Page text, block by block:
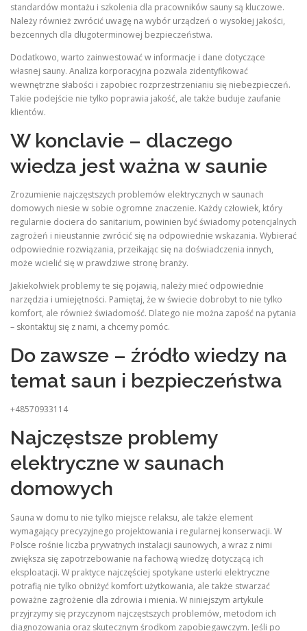
standardów montażu i szkolenia dla pracowników sauny są kluczowe.
Należy również zwrócić uwagę na wybór urządzeń o wysokiej jakości,
bezcennych dla długoterminowej bezpieczeństwa.
Dodatkowo, warto zainwestować w informacje i dane dotyczące
własnej sauny. Analiza korporacyjna pozwala zidentyfikować
wewnętrzne słabości i zapobiec rozprzestrzenianiu się niebezpieczeń.
Takie podejście nie tylko poprawia jakość, ale także buduje zaufanie
klientów.
W konclavie – dlaczego
wiedza jest ważna w saunie
Zrozumienie najczęstszych problemów elektrycznych w saunach
domowych niesie w sobie ogromne znaczenie. Każdy człowiek, który
regularnie dociera do sanitarium, powinien być świadomy potencjalnych
zagrożeń i nieustannie zwrócić się na odpowiednie wskazania. Wybierać
odpowiednie rozwiązania, przeikając się na doświadczenia innych,
może wcielić się w prawdziwe stronę branży.
Jakiekolwiek problemy te się pojawią, należy mieć odpowiednie
narzędzia i umiejętności. Pamiętaj, że w świecie dobrobyt to nie tylko
komfort, ale również świadomość. Dlatego nie można zapość na pytania
– skontaktuj się z nami, a chcemy pomóc.
Do zawsze – źródło wiedzy na
temat saun i bezpieczeństwa
+48570933114
Najczęstsze problemy
elektryczne w saunach
domowych
Sauna w domu to nie tylko miejsce relaksu, ale także element
wymagający precyzyjnego projektowania i regularnej konserwacji. W
Polsce rośnie liczba prywatnych instalacji saunowych, a wraz z nimi
zwiększa się zapotrzebowanie na fachową wiedzę dotyczącą ich
eksploatacji. W praktyce najczęściej spotykane usterki elektryczne
potrafią nie tylko obniżyć komfort użytkowania, ale także stwarzać
poważne zagrożenie dla zdrowia i mienia. W niniejszym artykule
przyjrzymy się przyczynom najczęstszych problemów, metodom ich
diagnozowania oraz skutecznym środkom zapobiegawczym. Jeśli po